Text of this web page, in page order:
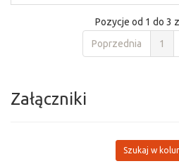
Pozycje od 1 do 3
Poprzednia
1
Załączniki
Szukaj w